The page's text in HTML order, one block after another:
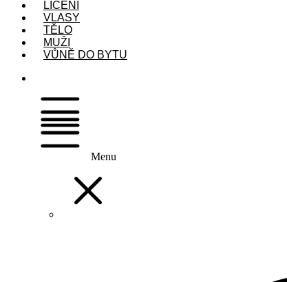
LÍČENÍ
VLASY
TĚLO
MUŽI
VŮNĚ DO BYTU
Menu